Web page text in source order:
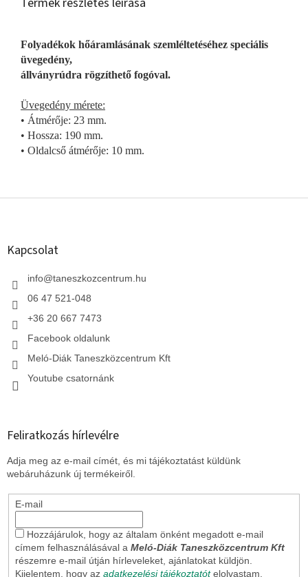
Folyadékok hőáramlásának szemléltetéséhez speciális
üvegedény,
állványrúdra rögzíthető fogóval.
Üvegedény mérete:
• Átmérője: 23 mm.
• Hossza: 190 mm.
• Oldalcső átmérője: 10 mm.
L
Kapcsolat
info@taneszkozcentrum.hu
06 47 521-048
+36 20 667 7473
Facebook oldalunk
Meló-Diák Taneszközcentrum Kft
Youtube csatornánk
Feliratkozás hírlevélre
Adja meg az e-mail címét, és mi tájékoztatást küldünk
webáruházunk új termékeiről.
E-mail
Hozzájárulok, hogy az általam önként megadott e-mail
címem felhasználásával a Meló-Diák Taneszközcentrum Kft
részemre e-mail útján hírleveleket, ajánlatokat küldjön.
Kijelentem, hogy az adatkezelési tájékoztatót elolvastam.